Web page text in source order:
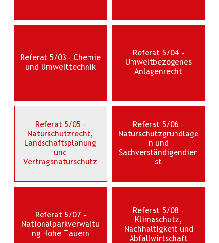
Referat 5/03 - Chemie
und Umwelttechnik
Referat 5/04 -
Umweltbezogenes
Anlagenrecht
Referat 5/05 -
Naturschutzrecht,
Landschaftsplanung
und
Vertragsnaturschutz
Referat 5/06 -
Naturschutzgrundlage
n und
Sachverständigendien
st
Referat 5/07 -
Nationalparkverwaltu
ng Hohe Tauern
Referat 5/08 -
Klimaschutz,
Nachhaltigkeit und
Abfallwirtschaft